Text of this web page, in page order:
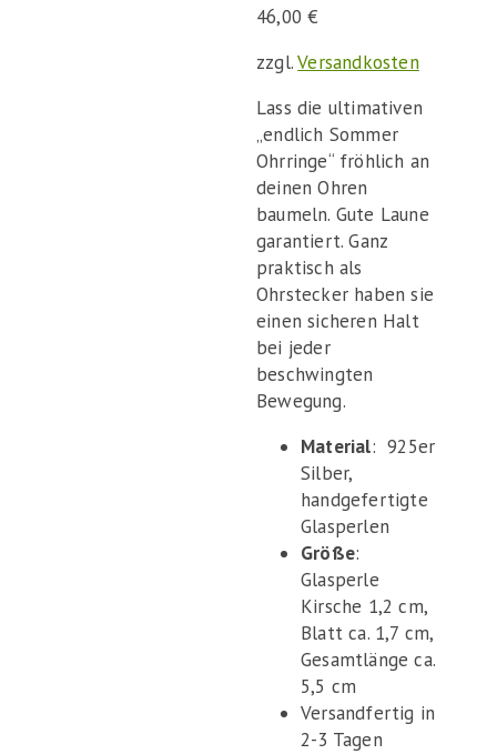
46,00€
zzgl.Versandkosten
Lass die ultimativen
„endlich Sommer
Ohrringe“ fröhlich an
deinen Ohren
baumeln. Gute Laune
garantiert. Ganz
praktisch als
Ohrstecker haben sie
einen sicheren Halt
bei jeder
beschwingten
Bewegung.
Material: 925er
Silber,
handgefertigte
Glasperlen
Größe:
Glasperle
Kirsche 1,2 cm,
Blatt ca. 1,7 cm,
Gesamtlänge ca.
5,5 cm
Versandfertig in
2-3 Tagen